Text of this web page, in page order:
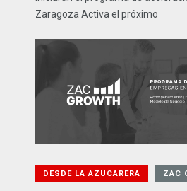
Zaragoza Activa el próximo
DESDE LA AZUCARERA ZAC